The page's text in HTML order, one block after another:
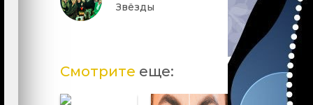
Звёзды
Смотрите еще: